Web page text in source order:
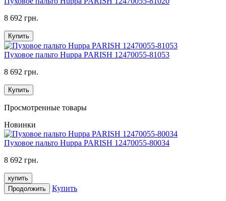
8 692 грн.
Купить
Пуховое пальто Huppa PARISH 12470055-81053
8 692 грн.
Купить
Просмотренные товары
Новинки
Пуховое пальто Huppa PARISH 12470055-80034
8 692 грн.
купить
Продолжить
Купить